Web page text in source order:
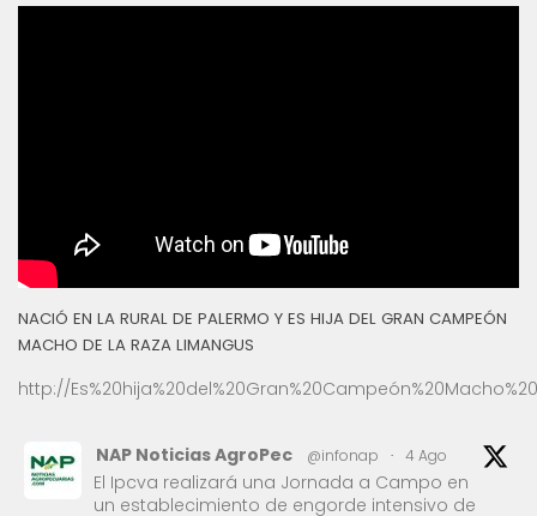
NACIÓ EN LA RURAL DE PALERMO Y ES HIJA DEL GRAN CAMPEÓN
MACHO DE LA RAZA LIMANGUS
http://
NAP Noticias AgroPec @infonap · 4 Ago
El Ipcva realizará una Jornada a Campo en
un establecimiento de engorde intensivo de